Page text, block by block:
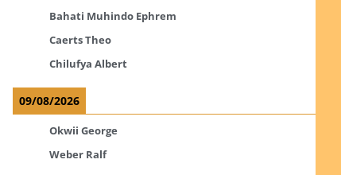
Bahati Muhindo Ephrem
Caerts Theo
Chilufya Albert
09/08/2026
Okwii George
Weber Ralf